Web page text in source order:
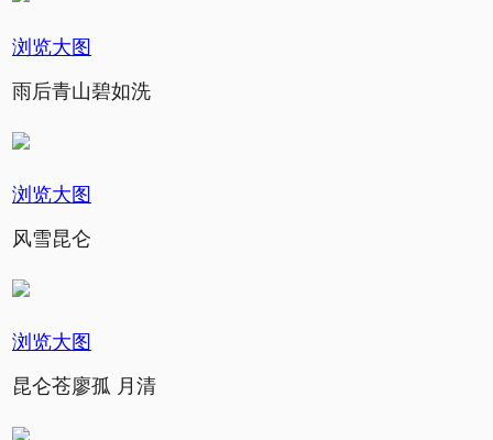
浏览大图
雨后青山碧如洗
浏览大图
风雪昆仑
浏览大图
昆仑苍廖孤 月清